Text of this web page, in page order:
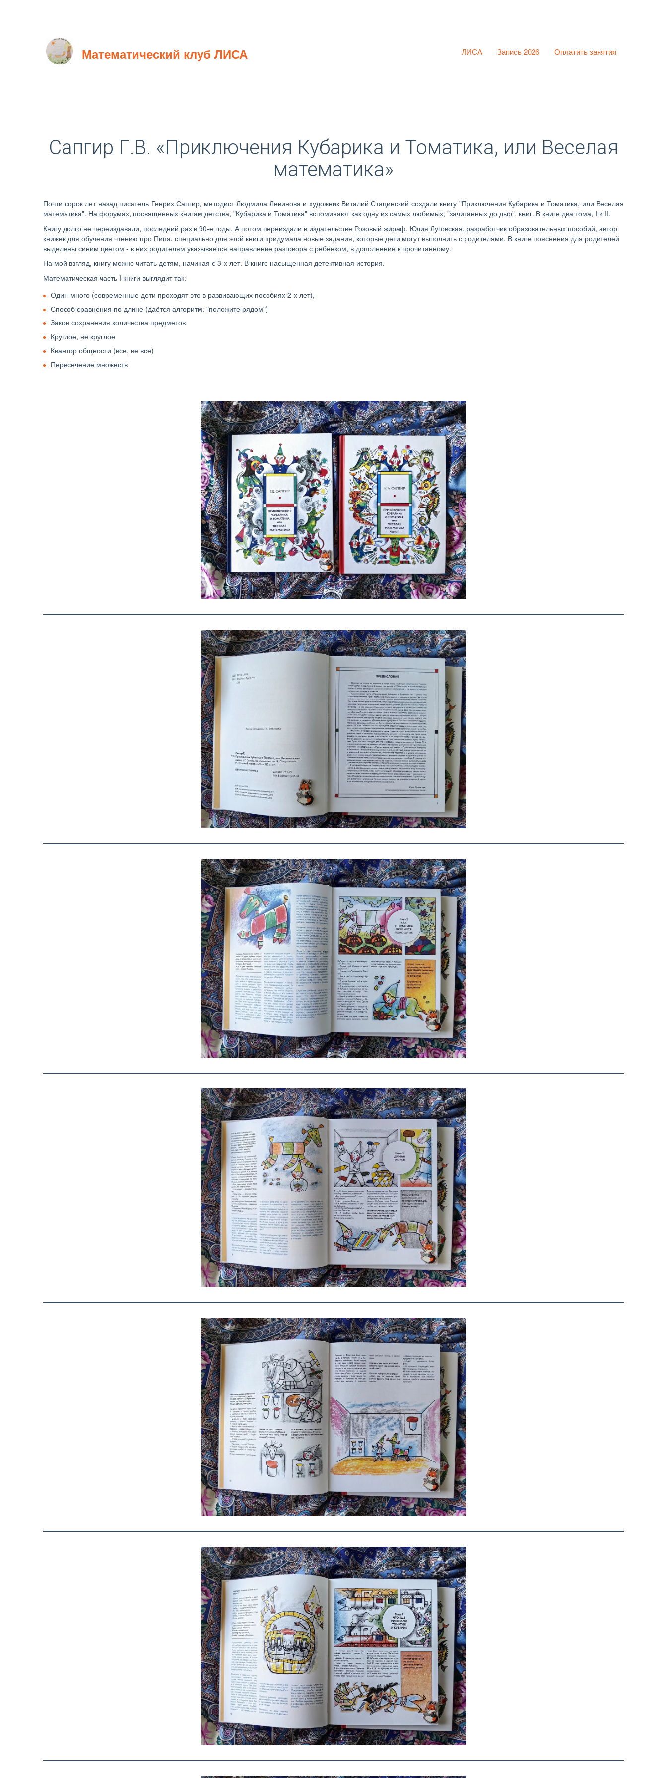
Математический клуб ЛИСА ЛИСА Запись 2026 Оплатить занятия
Сапгир Г.В. «Приключения Кубарика и Томатика, или Веселая
математика»
Почти сорок лет назад писатель Генрих Сапгир, методист Людмила Левинова и художник Виталий Стацинский создали книгу "Приключения Кубарика и Томатика, или Веселая
математика". На форумах, посвященных книгам детства, "Кубарика и Томатика" вспоминают как одну из самых любимых, "зачитанных до дыр", книг. В книге два тома, I и II.
Книгу долго не переиздавали, последний раз в 90-е годы. А потом переиздали в издательстве Розовый жираф. Юлия Луговская, разработчик образовательных пособий, автор
книжек для обучения чтению про Пипа, специально для этой книги придумала новые задания, которые дети могут выполнить с родителями. В книге пояснения для родителей
выделены синим цветом - в них родителям указывается направление разговора с ребёнком, в дополнение к прочитанному.
На мой взгляд, книгу можно читать детям, начиная с 3-х лет. В книге насыщенная детективная история.
Математическая часть I книги выглядит так:
Один-много (современные дети проходят это в развивающих пособиях 2-х лет),
Способ сравнения по длине (даётся алгоритм: "положите рядом")
Закон сохранения количества предметов
Круглое, не круглое
Квантор общности (все, не все)
Пересечение множеств